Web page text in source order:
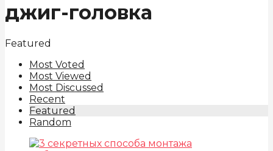
джиг-головка
Featured
Most Voted
Most Viewed
Most Discussed
Recent
Featured
Random